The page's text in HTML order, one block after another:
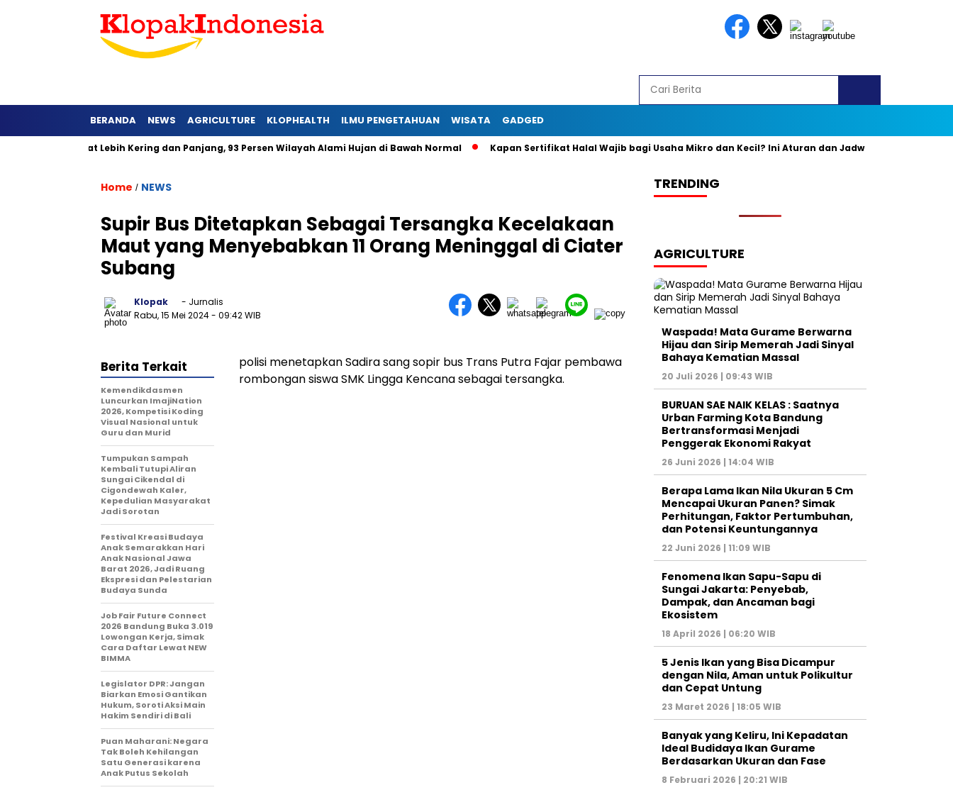
BERANDA NEWS AGRICULTURE KLOPHEALTH ILMU PENGETAHUAN WISATA GADGED
di Jawa Barat Lebih Kering dan Panjang, 93 Persen Wilayah Alami Hujan di Bawah Normal Kapan Sertifikat Halal Wajib bagi Usaha Mikro dan Kecil? Ini Aturan dan Jadwal Resminya
Home / NEWS
Supir Bus Ditetapkan Sebagai Tersangka Kecelakaan
Maut yang Menyebabkan 11 Orang Meninggal di Ciater
Subang
Klopak
- Jurnalis
Rabu, 15 Mei 2024- 09:42 WIB
polisi menetapkan Sadira sang sopir bus Trans Putra Fajar pembawa
rombongan siswa SMK Lingga Kencana sebagai tersangka.
Berita Terkait
Kemendikdasmen
Luncurkan ImajiNation
2026, Kompetisi Koding
Visual Nasional untuk
Guru dan Murid
Tumpukan Sampah
Kembali Tutupi Aliran
Sungai Cikendal di
Cigondewah Kaler,
Kepedulian Masyarakat
Jadi Sorotan
Festival Kreasi Budaya
Anak Semarakkan Hari
Anak Nasional Jawa
Barat 2026, Jadi Ruang
Ekspresi dan Pelestarian
Budaya Sunda
Job Fair Future Connect
2026 Bandung Buka 3.019
Lowongan Kerja, Simak
Cara Daftar Lewat NEW
BIMMA
Legislator DPR: Jangan
Biarkan Emosi Gantikan
Hukum, Soroti Aksi Main
Hakim Sendiri di Bali
Puan Maharani: Negara
Tak Boleh Kehilangan
Satu Generasi karena
Anak Putus Sekolah
TRENDING
AGRICULTURE
Waspada! Mata Gurame Berwarna
Hijau dan Sirip Memerah Jadi Sinyal
Bahaya Kematian Massal
20 Juli 2026 | 09:43 WIB
BURUAN SAE NAIK KELAS : Saatnya
Urban Farming Kota Bandung
Bertransformasi Menjadi
Penggerak Ekonomi Rakyat
26 Juni 2026 | 14:04 WIB
Berapa Lama Ikan Nila Ukuran 5 Cm
Mencapai Ukuran Panen? Simak
Perhitungan, Faktor Pertumbuhan,
dan Potensi Keuntungannya
22 Juni 2026 | 11:09 WIB
Fenomena Ikan Sapu-Sapu di
Sungai Jakarta: Penyebab,
Dampak, dan Ancaman bagi
Ekosistem
18 April 2026 | 06:20 WIB
5 Jenis Ikan yang Bisa Dicampur
dengan Nila, Aman untuk Polikultur
dan Cepat Untung
23 Maret 2026 | 18:05 WIB
Banyak yang Keliru, Ini Kepadatan
Ideal Budidaya Ikan Gurame
Berdasarkan Ukuran dan Fase
8 Februari 2026 | 20:21 WIB